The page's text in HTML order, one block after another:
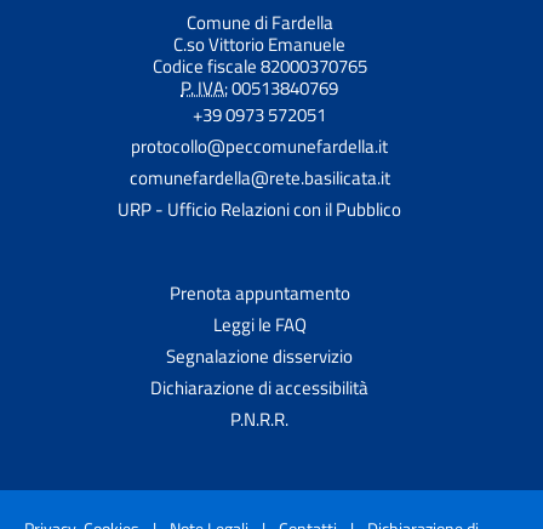
Comune di Fardella
C.so Vittorio Emanuele
Codice fiscale 82000370765
P. IVA:00513840769
+39 0973 572051
protocollo@peccomunefardella.it
comunefardella@rete.basilicata.it
URP - Ufficio Relazioni con il Pubblico
Prenota appuntamento
Leggi le FAQ
Segnalazione disservizio
Dichiarazione di accessibilità
P.N.R.R.